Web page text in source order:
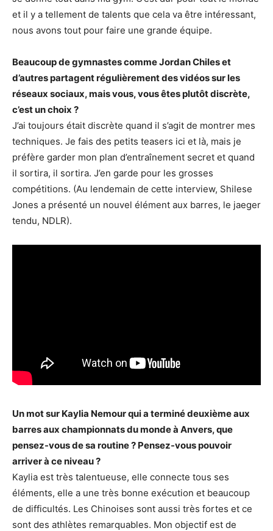
et il y a tellement de talents que cela va être intéressant,
nous avons tout pour faire une grande équipe.
Beaucoup de gymnastes comme Jordan Chiles et
d’autres partagent régulièrement des vidéos sur les
réseaux sociaux, mais vous, vous êtes plutôt discrète,
c’est un choix ?
J’ai toujours était discrète quand il s’agit de montrer mes
techniques. Je fais des petits teasers ici et là, mais je
préfère garder mon plan d’entraînement secret et quand
il sortira, il sortira. J’en garde pour les grosses
compétitions. (Au lendemain de cette interview, Shilese
Jones a présenté un nouvel élément aux barres, le jaeger
tendu, NDLR).
Un mot sur Kaylia Nemour qui a terminé deuxième aux
barres aux championnats du monde à Anvers, que
pensez-vous de sa routine ? Pensez-vous pouvoir
arriver à ce niveau ?
Kaylia est très talentueuse, elle connecte tous ses
éléments, elle a une très bonne exécution et beaucoup
de difficultés. Les Chinoises sont aussi très fortes et ce
sont des athlètes remarquables. Mon objectif est de